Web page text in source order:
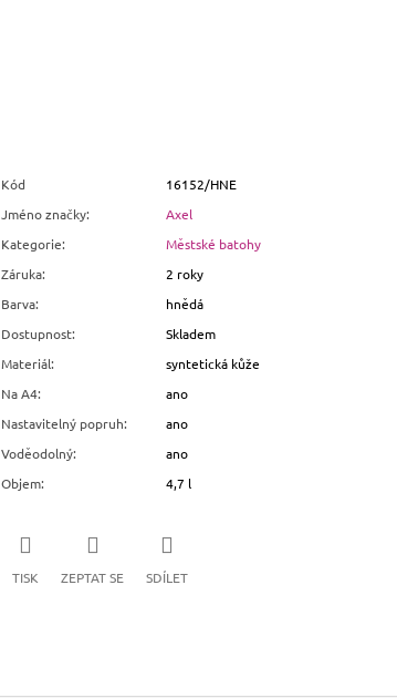
Kód
16152/HNE
Jméno značky:
Axel
Kategorie:
Městské batohy
Záruka:
2 roky
Barva:
hnědá
Dostupnost:
Skladem
Materiál:
syntetická kůže
Na A4:
ano
Nastavitelný popruh:
ano
Voděodolný:
ano
Objem: 4,7 l
TISK ZEPTAT SE SDÍLET